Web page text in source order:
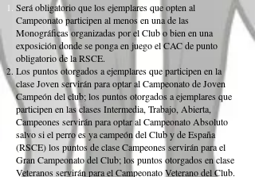
Será obligatorio que los ejemplares que opten al
Campeonato participen al menos en una de las
Monográficas organizadas por el Club o bien en una
exposición donde se ponga en juego el CAC de punto
obligatorio de la RSCE.
Los puntos otorgados a ejemplares que participen en la
clase Joven servirán para optar al Campeonato de Joven
Campeón del club; los puntos otorgados a ejemplares que
participen en las clases Intermedia, Trabajo, Abierta,
Campeones servirán para optar al Campeonato Absoluto
salvo si el perro es ya campeón del Club y de España
(RSCE) los puntos de clase Campeones servirán para el
Gran Campeonato del Club; los puntos otorgados en clase
Veteranos servirán para el Campeonato Veterano del Club.